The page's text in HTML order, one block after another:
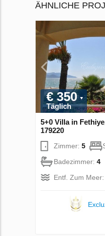
ÄHNLICHE
€ 350
Täglich
5+0 Villa in
179220
Zimmer: 5
Badezimmer: 4
Entf. Zum Meer: